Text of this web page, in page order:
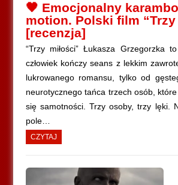
🖤 Emocjonalny
motion. Polski film “Trzy
[recenzja]
“Trzy miłości” Łukasza Grzegorzka
człowiek kończy seans z lekkim
lukrowanego romansu, tylko od
neurotycznego tańca trzech osób,
się samotności. Trzy osoby, trzy lęki.
pole…
CZYTAJ